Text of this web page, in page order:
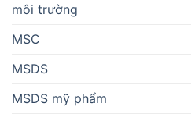
môi trường
MSC
MSDS
MSDS mỹ phẩm